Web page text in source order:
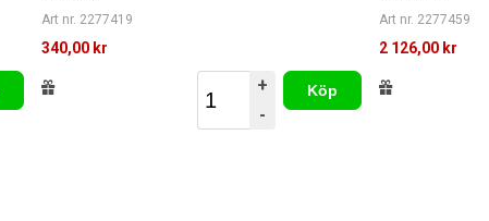
Art nr. 2277419
340,00 kr
+
-
Köp
Art nr. 2277459
2 126,00 kr